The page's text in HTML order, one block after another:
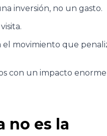
inversión, no un gasto.
movimiento que
con un impacto
no es la